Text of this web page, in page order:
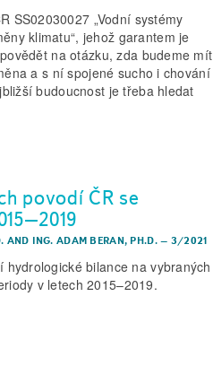
SS02030027 „Vodní systémy
klimatu“, jehož garantem je
na otázku, zda budeme mít
a s ní spojené sucho i chování
budoucnost je třeba hledat
povodí ČR se
AND ING. ADAM BERAN, PH.D.– 3/2021
bilance na vybraných
v letech 2015–2019.